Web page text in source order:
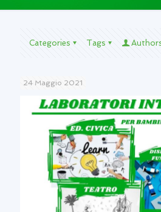
Categories Tags
24 Maggio 2021